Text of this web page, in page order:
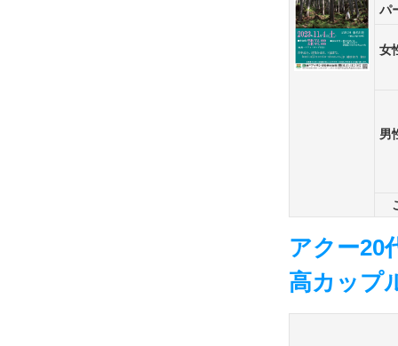
パ
女
男
アクー20
高カップ